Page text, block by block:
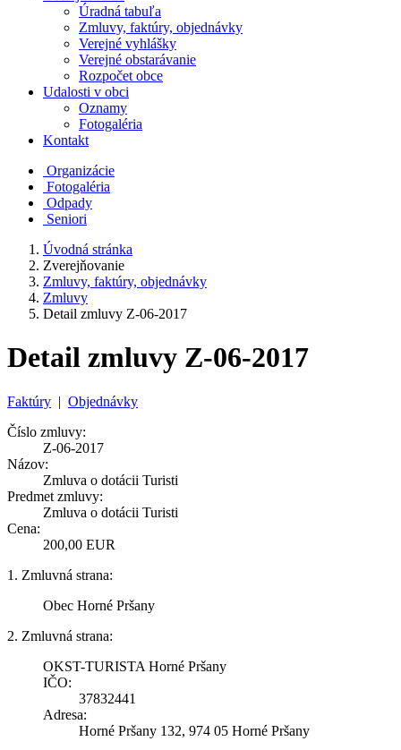
Úradná tabuľa
Zmluvy, faktúry, objednávky
Verejné vyhlášky
Verejné obstarávanie
Rozpočet obce
Udalosti v obci
Oznamy
Fotogaléria
Kontakt
Organizácie
Fotogaléria
Odpady
Seniori
Úvodná stránka
Zverejňovanie
Zmluvy, faktúry, objednávky
Zmluvy
Detail zmluvy Z-06-2017
Detail zmluvy Z-06-2017
Faktúry | Objednávky
Číslo zmluvy:
Z-06-2017
Názov:
Zmluva o dotácii Turisti
Predmet zmluvy:
Zmluva o dotácii Turisti
Cena:
200,00 EUR
1. Zmluvná strana:
Obec Horné Pršany
2. Zmluvná strana:
OKST-TURISTA Horné Pršany
IČO:
37832441
Adresa:
Horné Pršany 132, 974 05 Horné Pršany